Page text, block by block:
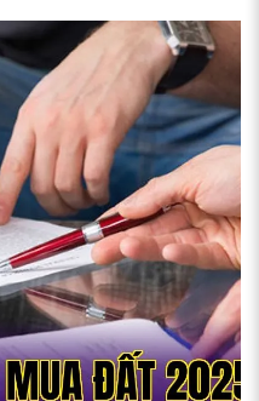
liên quan đến pháp lý
thanh toán và bàn giao.
tiết từng phần, giúp bạn
nội dung hợp đồng một
pháp luật hiện hành.
cách kiểm tra thông tin
và các giấy tờ liên
nghiệm thực tiễn này
lừa đảo, mua phải đất
không đủ điều kiện
trình bày theo chuẩn
giao dịch.
MUA ĐẤT 2025